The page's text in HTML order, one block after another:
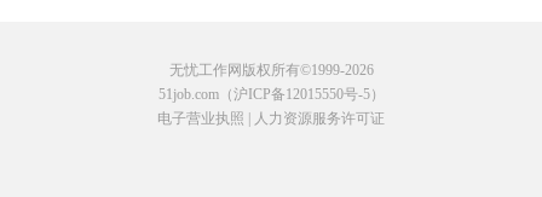
无忧工作网版权所有©1999-2026
51job.com（沪ICP备12015550号-5）
电子营业执照
人力资源服务许可证